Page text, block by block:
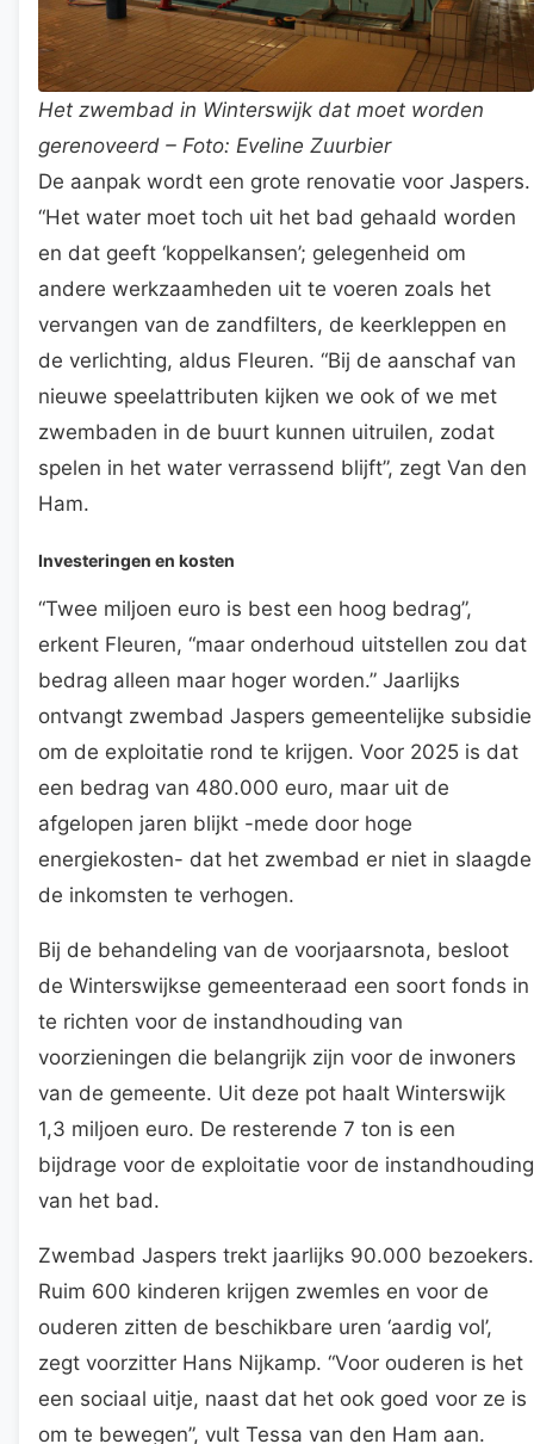
Het zwembad in Winterswijk dat moet worden
gerenoveerd – Foto: Eveline Zuurbier
De aanpak wordt een grote renovatie voor Jaspers.
“Het water moet toch uit het bad gehaald worden
en dat geeft ‘koppelkansen’; gelegenheid om
andere werkzaamheden uit te voeren zoals het
vervangen van de zandfilters, de keerkleppen en
de verlichting, aldus Fleuren. “Bij de aanschaf van
nieuwe speelattributen kijken we ook of we met
zwembaden in de buurt kunnen uitruilen, zodat
spelen in het water verrassend blijft”, zegt Van den
Ham.
Investeringen en kosten
“Twee miljoen euro is best een hoog bedrag”,
erkent Fleuren, “maar onderhoud uitstellen zou dat
bedrag alleen maar hoger worden.” Jaarlijks
ontvangt zwembad Jaspers gemeentelijke subsidie
om de exploitatie rond te krijgen. Voor 2025 is dat
een bedrag van 480.000 euro, maar uit de
afgelopen jaren blijkt -mede door hoge
energiekosten- dat het zwembad er niet in slaagde
de inkomsten te verhogen.
Bij de behandeling van de voorjaarsnota, besloot
de Winterswijkse gemeenteraad een soort fonds in
te richten voor de instandhouding van
voorzieningen die belangrijk zijn voor de inwoners
van de gemeente. Uit deze pot haalt Winterswijk
1,3 miljoen euro. De resterende 7 ton is een
bijdrage voor de exploitatie voor de instandhouding
van het bad.
Zwembad Jaspers trekt jaarlijks 90.000 bezoekers.
Ruim 600 kinderen krijgen zwemles en voor de
ouderen zitten de beschikbare uren ‘aardig vol’,
zegt voorzitter Hans Nijkamp. “Voor ouderen is het
een sociaal uitje, naast dat het ook goed voor ze is
om te bewegen”, vult Tessa van den Ham aan.